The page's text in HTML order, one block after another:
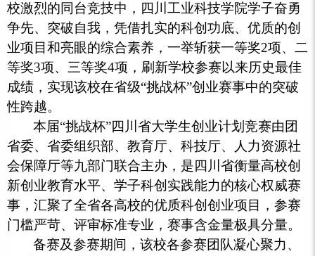
校激烈的同台竞技中，四川工业科技学院学子奋勇
争先、突破自我，凭借扎实的科创功底、优质的创
业项目和亮眼的综合素养，一举斩获一等奖2项、二
等奖3项、三等奖4项，刷新学校参赛以来历史最佳
成绩，实现该校在省级“挑战杯”创业赛事中的突破
性跨越。
本届“挑战杯”四川省大学生创业计划竞赛由团
省委、省委组织部、教育厅、科技厅、人力资源社
会保障厅等九部门联合主办，是四川省衡量高校创
新创业教育水平、学子科创实践能力的核心权威赛
事，汇聚了全省各高校的优质科创创业项目，参赛
门槛严苛、评审标准专业，赛事含金量极具分量。
备赛及参赛期间，该校各参赛团队凝心聚力、